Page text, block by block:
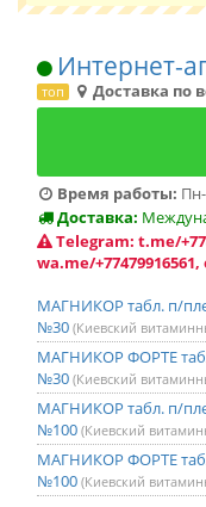
Интернет-
топ Доставка по
Время работы:
Доставка:
Telegram: t.me/
wa.me/
МАГНИКОР табл. п/
№30 (Киевский
МАГНИКОР ФОРТЕ
№30 (Киевский
МАГНИКОР табл. п/
№100 (Киевский
МАГНИКОР ФОРТЕ
№100 (Киевский